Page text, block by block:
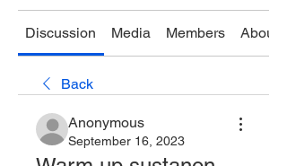
Discussion Media Members About
Back
Anonymous
September 16, 2023